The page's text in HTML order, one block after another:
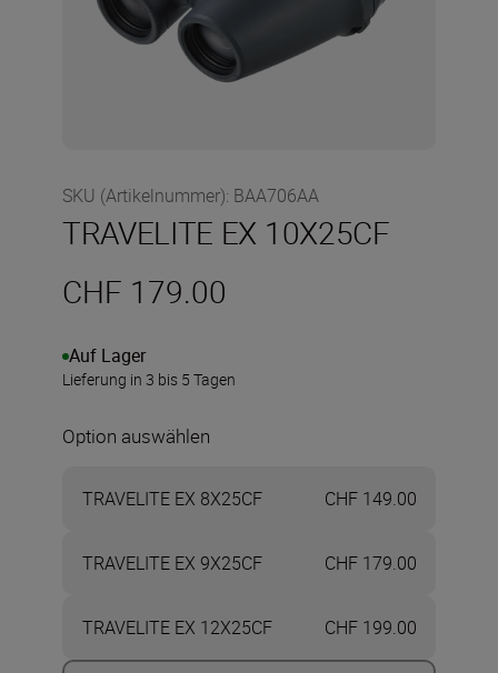
SKU (Artikelnummer): BAA706AA
TRAVELITE EX 10X25CF
CHF 179.00
Auf Lager
Lieferung in 3 bis 5 Tagen
Option auswählen
TRAVELITE EX 8X25CF CHF 149.00
TRAVELITE EX 9X25CF CHF 179.00
TRAVELITE EX 12X25CF CHF 199.00